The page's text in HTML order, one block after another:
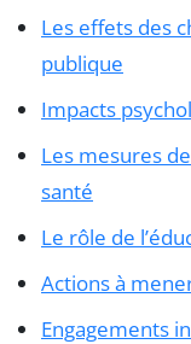
Les effets des
publique
Impacts
Les mesures
santé
Le rôle de
Actions à
Engagements